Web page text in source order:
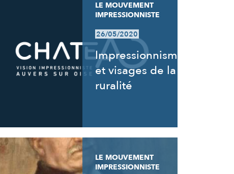
LE MOUVEMENT
IMPRESSIONNISTE
26/05/2020
Impressionnisme
et visages de la
ruralité
LE MOUVEMENT
IMPRESSIONNISTE